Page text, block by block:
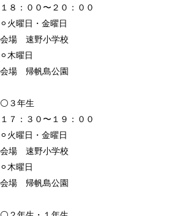
１８：００〜２０：００
⚪︎火曜日・金曜日
会場 速野小学校
⚪︎木曜日
会場 帰帆島公園
⚪️３年生
１７：３０〜１９：００
⚪︎火曜日・金曜日
会場 速野小学校
⚪︎木曜日
会場 帰帆島公園